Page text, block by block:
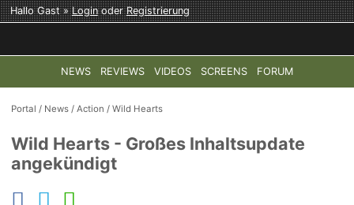
Hallo Gast »LoginoderRegistrierung
NEWS REVIEWS VIDEOS SCREENS FORUM
TOP-THEMEN: COD: MODERN WARFARE 4 HALO:
Portal / News /Action /Wild Hearts
Wild Hearts - Großes Inhaltsupdate
angekündigt